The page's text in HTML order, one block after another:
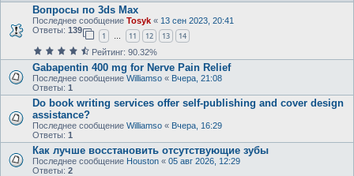
Вопросы по 3ds Max
Последнее сообщение Tosyk « 13 сен 2023, 20:41
Ответы: 139
1 … 11 12 13 14
Рейтинг: 90.32%
Gabapentin 400 mg for Nerve Pain Relief
Последнее сообщение Williamso « Вчера, 21:08
Ответы: 1
Do book writing services offer self-publishing and cover design
assistance?
Последнее сообщение Williamso « Вчера, 16:29
Ответы: 1
Как лучше восстановить отсутствующие зубы
Последнее сообщение Houston « 05 авг 2026, 12:29
Ответы: 2